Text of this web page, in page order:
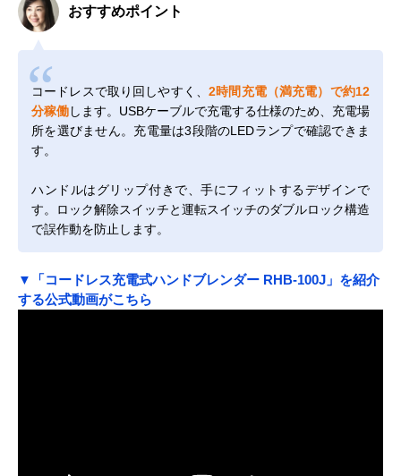
おすすめポイント
コードレスで取り回しやすく、2時間充電（満充電）で約12
分稼働します。USBケーブルで充電する仕様のため、充電場
所を選びません。充電量は3段階のLEDランプで確認できま
す。
ハンドルはグリップ付きで、手にフィットするデザインで
す。ロック解除スイッチと運転スイッチのダブルロック構造
で誤作動を防止します。
▼「コードレス充電式ハンドブレンダー RHB-100J」を紹介
する公式動画がこちら